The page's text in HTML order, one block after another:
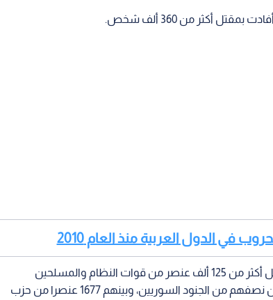
في الدول العربية منذ العام 2010
في ما يتعلق بالقتلى غير المدنيين، أحصى المرصد مقتل أكثر من 125 ألف عنصر من قوات النظام والمسلحين
الموالين لها من جنسيات سورية وغير سورية، أكثر من نصفهم من الجنود السوريين، وبينهم 1677 عنصرا من حزب